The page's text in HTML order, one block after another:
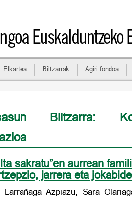
Euskalduntzeko
Elkartea Biltzarrak Agiri fondoa
Biltzarra:
sakratu”en aurrean
jarrera eta
Larrañaga Azpiazu, Sara